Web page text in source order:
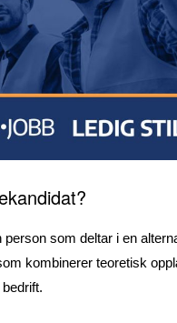
som deltar i en
kombinerer teoretisk